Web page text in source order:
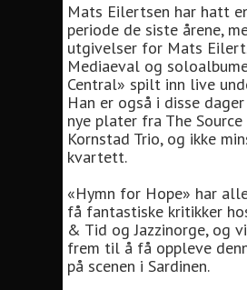
Mats Eilertsen har hatt
periode de siste årene,
utgivelser for Mats
Mediaeval og
Central» spilt inn live
Han er også i disse
nye plater fra The
Kornstad Trio, og ikke
kvartett.
«Hymn for Hope» har
få fantastiske kritikker
& Tid og Jazzinorge, og
frem til å få oppleve
på scenen i Sardinen.